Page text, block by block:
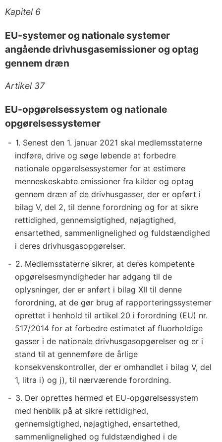
Kapitel 6
EU-systemer og nationale systemer
angående drivhusgasemissioner og optag
gennem dræn
Artikel 37
EU-opgørelsessystem og nationale
opgørelsessystemer
1. Senest den 1. januar 2021 skal medlemsstaterne
indføre, drive og søge løbende at forbedre
nationale opgørelsessystemer for at estimere
menneskeskabte emissioner fra kilder og optag
gennem dræn af de drivhusgasser, der er opført i
bilag V, del 2, til denne forordning og for at sikre
rettidighed, gennemsigtighed, nøjagtighed,
ensartethed, sammenlignelighed og fuldstændighed
i deres drivhusgasopgørelser.
2. Medlemsstaterne sikrer, at deres kompetente
opgørelsesmyndigheder har adgang til de
oplysninger, der er anført i bilag XII til denne
forordning, at de gør brug af rapporteringssystemer
oprettet i henhold til artikel 20 i forordning (EU) nr.
517/2014 for at forbedre estimatet af fluorholdige
gasser i de nationale drivhusgasopgørelser og er i
stand til at gennemføre de årlige
konsekvenskontroller, der er omhandlet i bilag V, del
1, litra i) og j), til nærværende forordning.
3. Der oprettes hermed et EU-opgørelsessystem
med henblik på at sikre rettidighed,
gennemsigtighed, nøjagtighed, ensartethed,
sammenlignelighed og fuldstændighed i de